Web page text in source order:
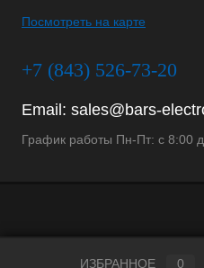
Посмотреть на карте
+7 (843) 526-73-20
Email: sales@bars-
График работы Пн-Пт: с 8:00
ИЗБРАННОЕ 0